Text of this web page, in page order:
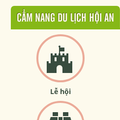
CẨM NANG DU LỊCH HỘI AN
Lễ hội